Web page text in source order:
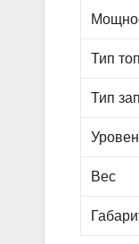
Тип
Тип
Вес